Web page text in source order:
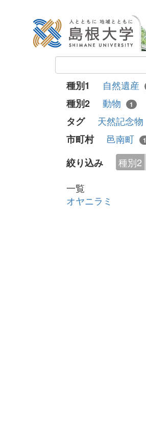
種別1 自然遺産
種別2 動物 1
タグ 天然記念物
市町村 邑南町 1
絞り込み 種別2
一覧
オヤニラミ